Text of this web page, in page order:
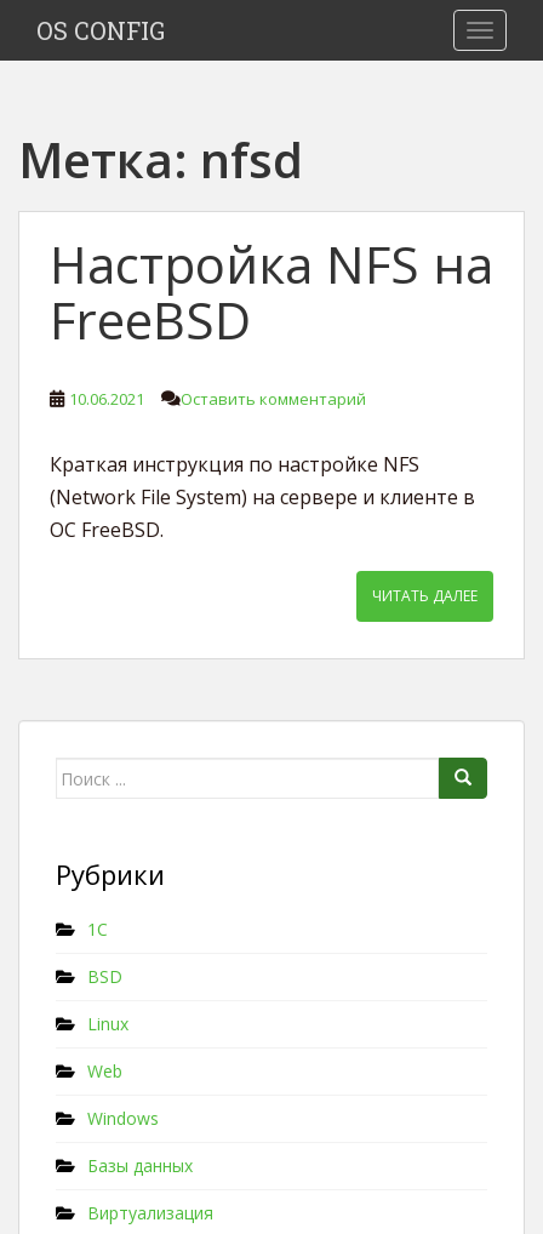
i
OS CONFIG
Метка: nfsd
Настройка NFS на
FreeBSD
10.06.2021 Оставить комментарий
Краткая инструкция по настройке NFS
(Network File System) на сервере и клиенте в
ОС FreeBSD.
ЧИТАТЬ ДАЛЕЕ
Поиск для:
Рубрики
1C
BSD
Linux
Web
Windows
Базы данных
Виртуализация